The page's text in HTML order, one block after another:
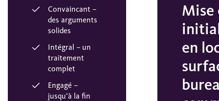
Convaincant –
des arguments
solides
Intégral – un
traitement
complet
Engagé –
jusqu’à la fin
Mise
en